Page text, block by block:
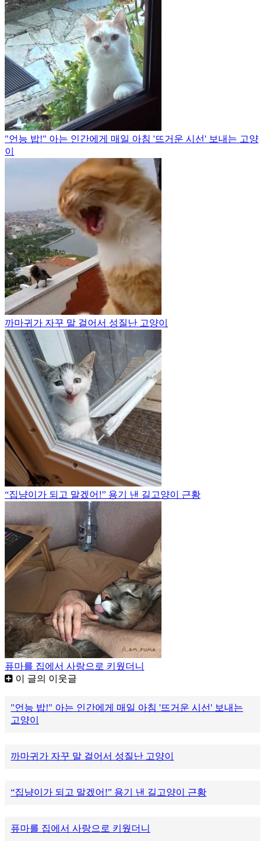
"언능 밥!" 아는 인간에게 매일 아침 '뜨거운 시선' 보내는 고양
이
까마귀가 자꾸 말 걸어서 성질난 고양이
“집냥이가 되고 말겠어!” 용기 낸 길고양이 근황
퓨마를 집에서 사랑으로 키웠더니
이 글의 이웃글
"언능 밥!" 아는 인간에게 매일 아침 '뜨거운 시선' 보내는
고양이
까마귀가 자꾸 말 걸어서 성질난 고양이
“집냥이가 되고 말겠어!” 용기 낸 길고양이 근황
퓨마를 집에서 사랑으로 키웠더니